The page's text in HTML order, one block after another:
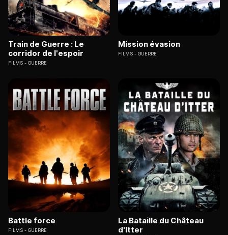
Train de Guerre : Le
corridor de l'espoir
FILMS GUERRE
Mission évasion
FILMS GUERRE
Battle force
FILMS GUERRE
La Bataille du Château
d'Itter